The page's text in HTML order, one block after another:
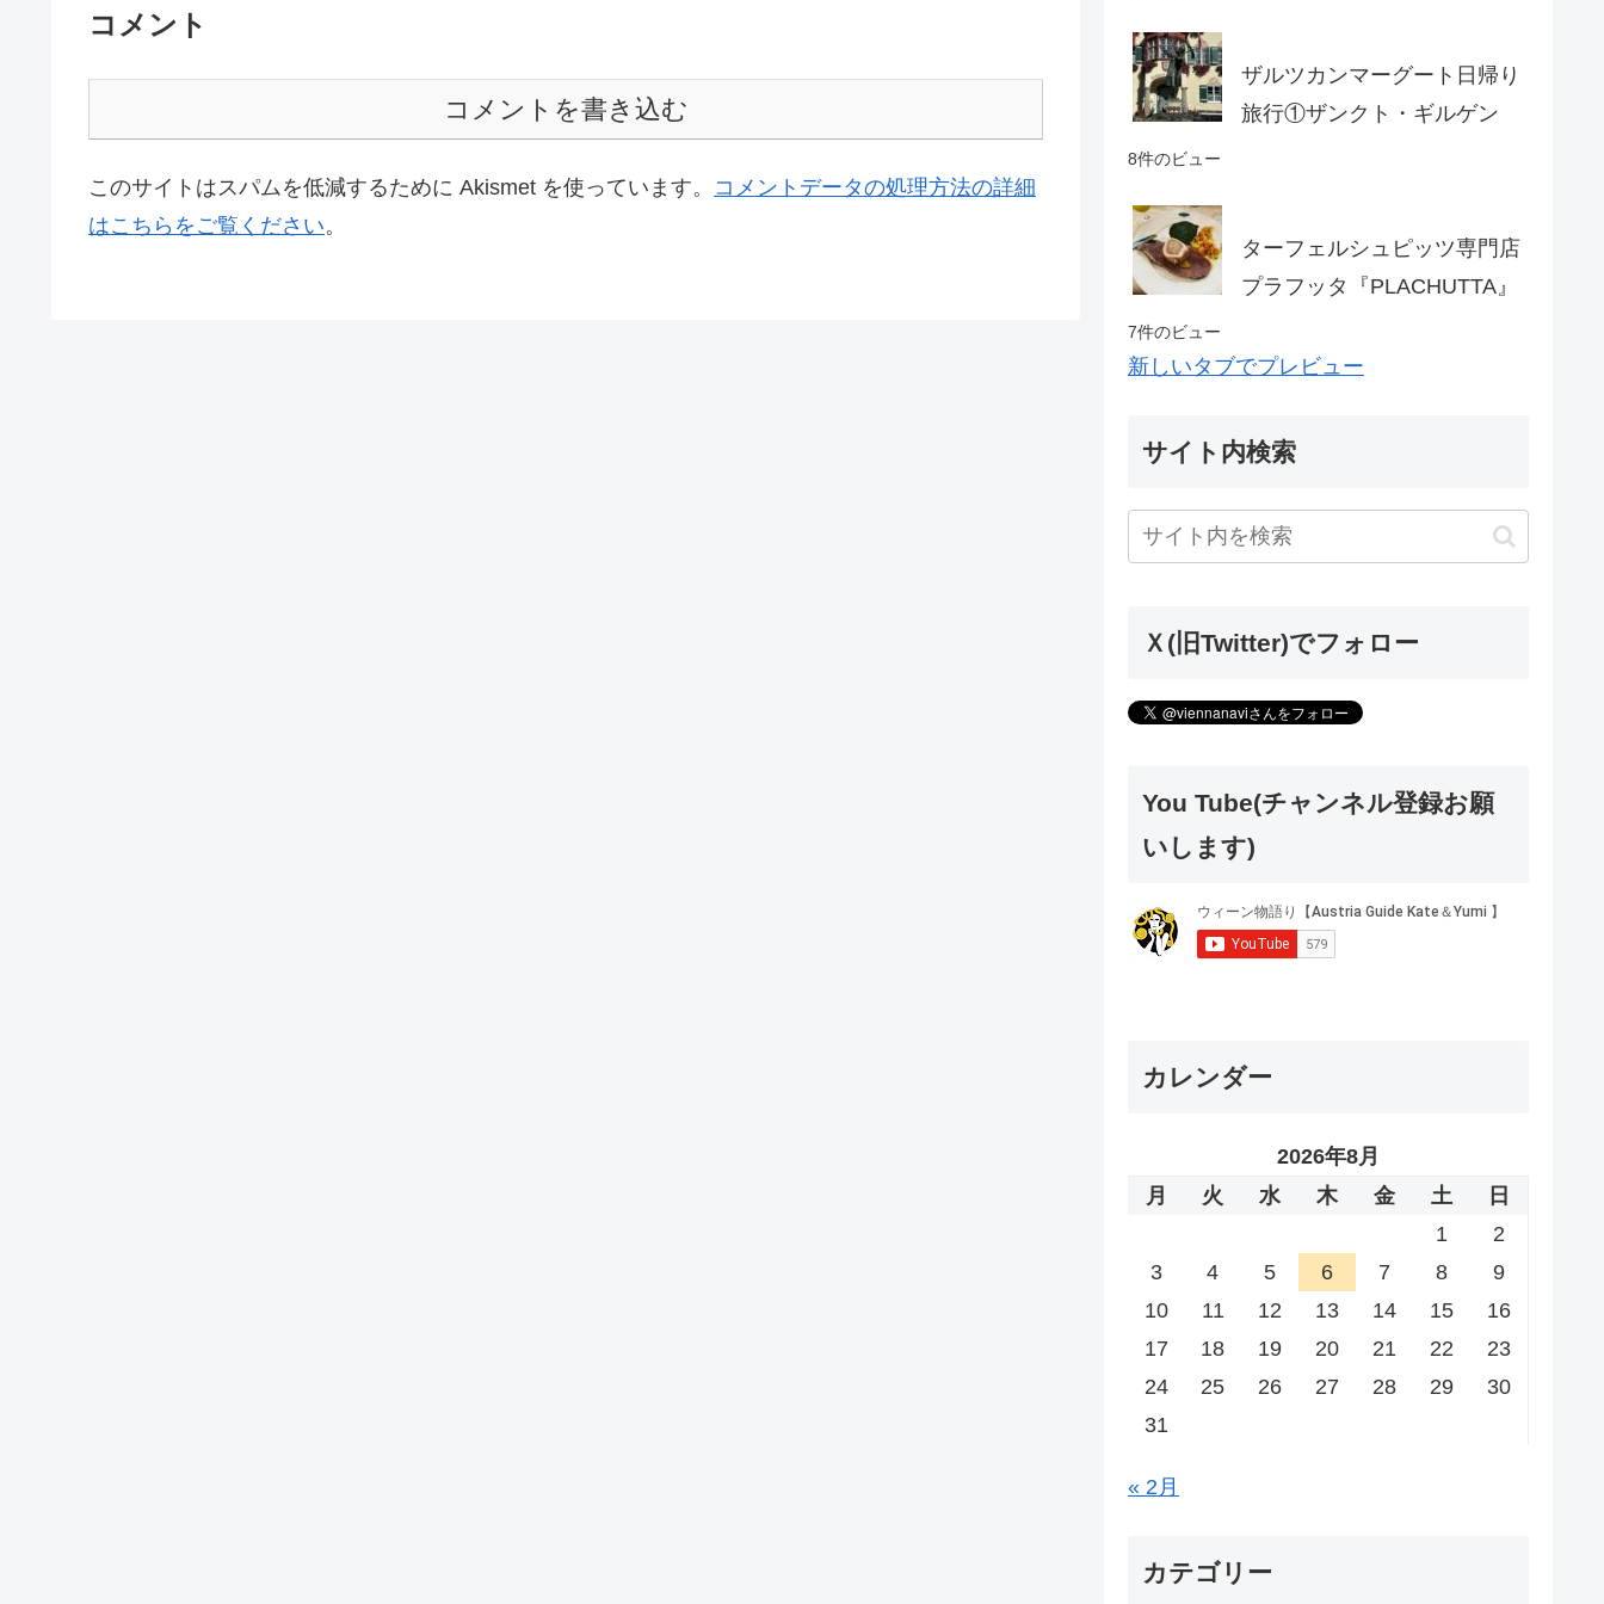
コメント
コメントを書き込む
このサイトはスパムを低減するために Akismet を使っています。 コメントデータの処理方法の詳細
はこちらをご覧ください。
ザルツカンマーグート日帰り
旅行①ザンクト・ギルゲン
8件のビュー
ターフェルシュピッツ専門店
プラフッタ『PLACHUTTA』
7件のビュー
新しいタブでプレビュー
サイト内検索
Ｘ(旧Twitter)でフォロー
You Tube(チャンネル登録お願
いします)
カレンダー
2026年8月
月
火 水 木 金 土
日
1
2
3
4 5 6 7 8
9
10
11 12 13 14 15
16
17
18 19 20 21 22
23
24
25 26 27 28 29
30
31
« 2月
カテゴリー